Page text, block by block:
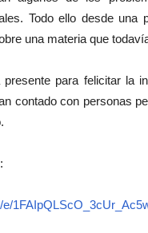
Todo ello desde
una materia que
para felicitar la
contado con personas